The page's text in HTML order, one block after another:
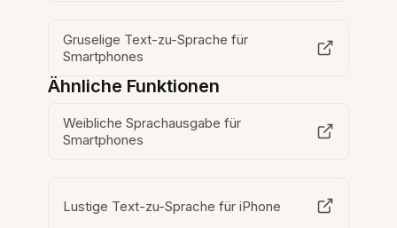
Gruselige Text-zu-Sprache für
Smartphones
Ähnliche Funktionen
Weibliche Sprachausgabe für
Smartphones
Lustige Text-zu-Sprache für iPhone